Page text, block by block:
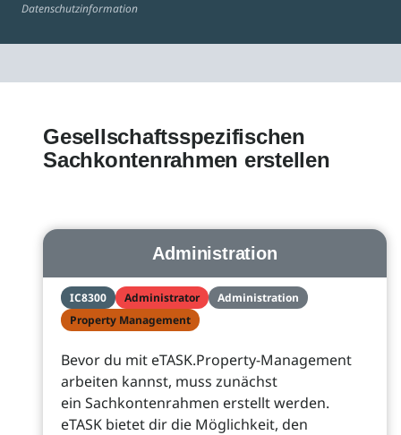
Datenschutzinformation
Gesellschaftsspezifischen
Sachkontenrahmen erstellen
Administration
IC8300 Administrator
Administration
Property Management
Bevor du mit eTASK.Property-Management
arbeiten kannst, muss zunächst
ein Sachkontenrahmen erstellt werden.
eTASK bietet dir die Möglichkeit, den